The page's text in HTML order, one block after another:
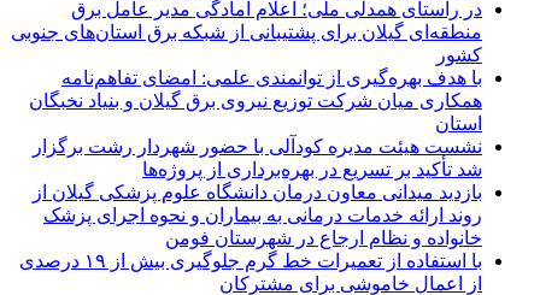
در راستای همدلی ملی؛ اعلام آمادگی مدیر عامل برق
منطقه‌ای گیلان برای پشتیبانی از شبكه برق استان‌های جنوبی
كشور
با هدف بهره‌گیری از توانمندی علمی: امضای تفاهم‌نامه
همكاری میان شركت توزیع نیروی برق گیلان و بنیاد نخبگان
استان
نشست هیئت مدیره کودآلی با حضور شهردار رشت برگزار
شد تأکید بر تسریع در بهره‌برداری از پروژه‌ها
بازدید میدانی معاون درمان دانشگاه علوم پزشکی گیلان از
روند ارائه خدمات درمانی به بیماران و نحوه اجرای پزشک
خانواده و نظام ارجاع در شهرستان فومن
با استفاده از تعمیرات خط گرم جلوگیری بیش از ۱۹ درصدی
از اعمال خاموشی برای مشتركان